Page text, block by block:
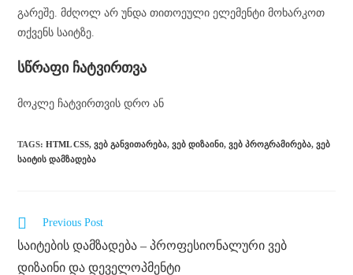
გარეშე. მძღოლ არ უნდა თითოეული ელემენტი მოხარკოთ
თქვენს საიტზე.
სწრაფი ჩატვირთვა
მოკლე ჩატვირთვის დრო ან
TAGS:HTML CSS, ᲕᲔᲑ ᲒᲐᲜᲕᲘᲗᲐᲠᲔᲑᲐ, ᲕᲔᲑ ᲓᲘᲖᲐᲘᲜᲘ, ᲕᲔᲑ ᲞᲠᲝᲒᲠᲐᲛᲘᲠᲔᲑᲐ, ᲕᲔᲑ
ᲡᲐᲘᲢᲘᲡ ᲓᲐᲛᲖᲐᲓᲔᲑᲐ
Previous Post
საიტების დამზადება – პროფესიონალური ვებ
დიზაინი და დეველოპმენტი